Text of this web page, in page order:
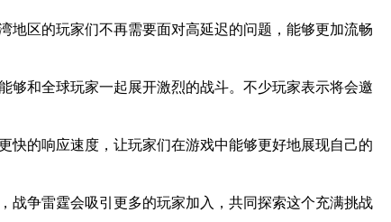
地区的玩家们不再需要面对高延迟的问题，能够更加流畅
够和全球玩家一起展开激烈的战斗。不少玩家表示将会邀
快的响应速度，让玩家们在游戏中能够更好地展现自己的
战争雷霆会吸引更多的玩家加入，共同探索这个充满挑战